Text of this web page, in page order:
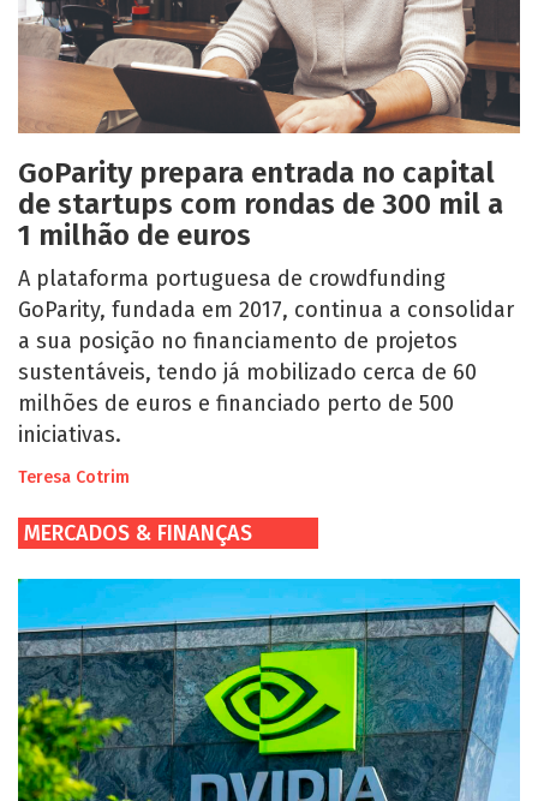
GoParity prepara entrada no capital
de startups com rondas de 300 mil a
1 milhão de euros
A plataforma portuguesa de crowdfunding
GoParity, fundada em 2017, continua a consolidar
a sua posição no financiamento de projetos
sustentáveis, tendo já mobilizado cerca de 60
milhões de euros e financiado perto de 500
iniciativas.
Teresa Cotrim
MERCADOS & FINANÇAS